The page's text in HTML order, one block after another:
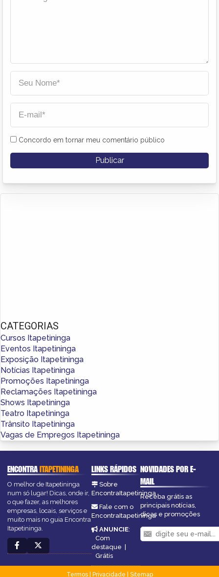
Concordo em tornar meu comentário público
CATEGORIAS
Cursos Itapetininga
Eventos Itapetininga
Exposição Itapetininga
Notícias Itapetininga
Promoções Itapetininga
Reclamações Itapetininga
Shows Itapetininga
Teatro Itapetininga
Trânsito Itapetininga
Vagas de Empregos Itapetininga
ENCONTRAITAPETININGA
O melhor de Itapetininga
num só lugar! Dicas, onde ir,
o que fazer, as melhores
empresas, locais, serviços e
muito mais no guia Encontra
Itapetininga.
LINKS RÁPIDOS
Sobre
EncontraItapetininga
Fale com o
EncontraItapetininga
ANUNCIE:
Com
destaque
Grátis
NOVIDADES POR E-
MAIL
Receba grátis as
principais notícias,
dicas e promoções
Termos| Privacidade
Sitemap